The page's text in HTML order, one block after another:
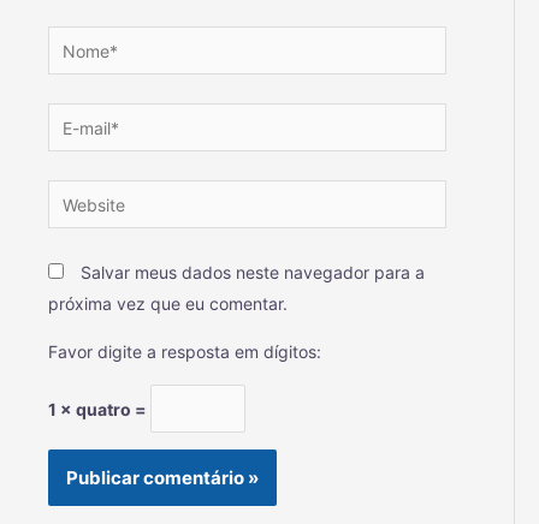
Salvar meus dados neste navegador para a
próxima vez que eu comentar.
Favor digite a resposta em dígitos:
1 × quatro =